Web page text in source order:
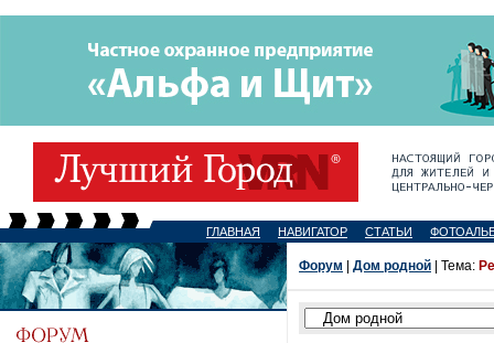
ГЛАВНАЯ НАВИГАТОР СТАТЬИ
Форум Дом родной | Тема: